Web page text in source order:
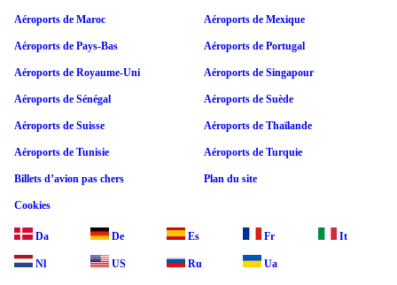
Aéroports de Maroc Aéroports de Mexique
Aéroports de Pays-Bas Aéroports de Portugal
Aéroports de Royaume-Uni Aéroports de Singapour
Aéroports de Sénégal Aéroports de Suède
Aéroports de Suisse Aéroports de Thaïlande
Aéroports de Tunisie Aéroports de Turquie
Billets d’avion pas chers Plan du site
Cookies
Da De Es Fr It
Nl US Ru Ua